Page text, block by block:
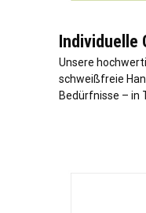
Individuelle
Unsere
schweißfreie
Bedürfnisse – in